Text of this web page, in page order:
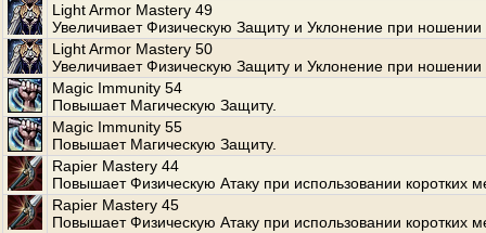
Light Armor Mastery 49
Увеличивает Физическую Защиту и Уклонение при ношении
Light Armor Mastery 50
Увеличивает Физическую Защиту и Уклонение при ношении
Magic Immunity 54
Повышает Магическую Защиту.
Magic Immunity 55
Повышает Магическую Защиту.
Rapier Mastery 44
Повышает Физическую Атаку при использовании коротких
Rapier Mastery 45
Повышает Физическую Атаку при использовании коротких